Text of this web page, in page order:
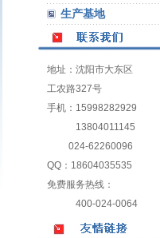
生产基地
地址：沈阳市大东区
工农路327号
手机：15998282929
13804011145
024-62260096
QQ：18604035535
免费服务热线：
400-024-0064